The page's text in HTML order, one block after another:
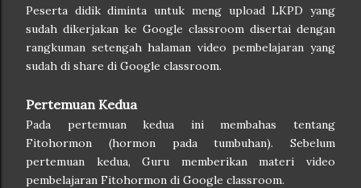
Peserta didik diminta untuk meng upload LKPD yang
sudah dikerjakan ke Google classroom disertai dengan
rangkuman setengah halaman video pembelajaran yang
sudah di share di Google classroom.
Pertemuan Kedua
Pada pertemuan kedua ini membahas tentang
Fitohormon (hormon pada tumbuhan). Sebelum
pertemuan kedua, Guru memberikan materi video
pembelajaran Fitohormon di Google classroom.